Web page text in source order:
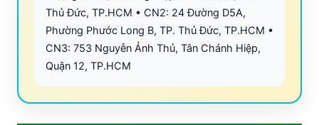
Thủ Đức, TP.HCM • CN2: 24 Đường D5A,
Phường Phước Long B, TP. Thủ Đức, TP.HCM •
CN3: 753 Nguyễn Ảnh Thủ, Tân Chánh Hiệp,
Quận 12, TP.HCM